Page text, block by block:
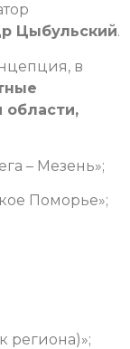
Цыбульский.
в
области,
– Мезень»;
Поморье»;
региона)»;